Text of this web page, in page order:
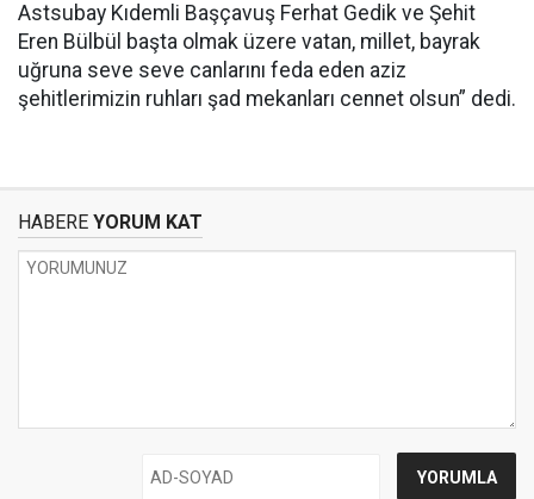
Astsubay Kıdemli Başçavuş Ferhat Gedik ve Şehit
Eren Bülbül başta olmak üzere vatan, millet, bayrak
uğruna seve seve canlarını feda eden aziz
şehitlerimizin ruhları şad mekanları cennet olsun” dedi.
HABERE YORUM KAT